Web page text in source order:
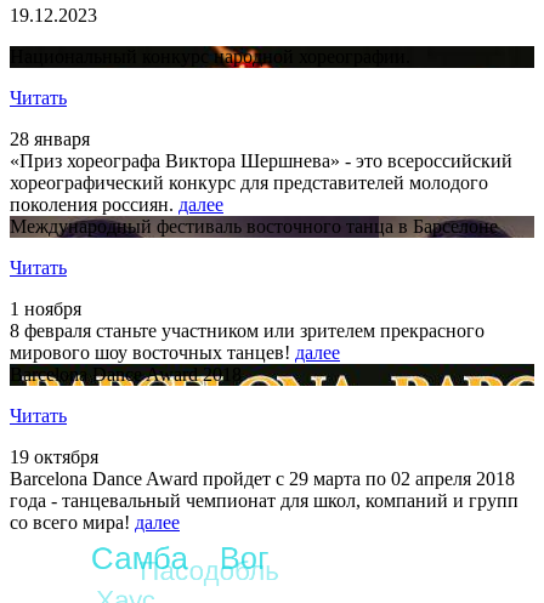
19.12.2023
Национальный конкурс народной хореографии.
Читать
28 января
«Приз хореографа Виктора Шершнева» - это всероссийский
хореографический конкурс для представителей молодого
поколения россиян. далее
Международный фестиваль восточного танца в Барселоне
Читать
1 ноября
8 февраля станьте участником или зрителем прекрасного
мирового шоу восточных танцев! далее
Barcelona Dance Award 2018
Читать
19 октября
Barcelona Dance Award пройдет с 29 марта по 02 апреля 2018
года - танцевальный чемпионат для школ, компаний и групп
со всего мира! далее